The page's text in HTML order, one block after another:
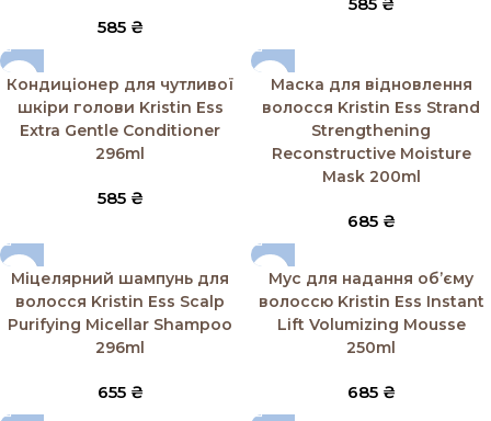
585 ₴
Кондиціонер для чутливої
шкіри голови Kristin Ess
Extra Gentle Conditioner
296ml
585 ₴
Маска для відновлення
волосся Kristin Ess Strand
Strengthening
Reconstructive Moisture
Mask 200ml
685 ₴
Міцелярний шампунь для
волосся Kristin Ess Scalp
Purifying Micellar Shampoo
296ml
655 ₴
Мус для надання об’єму
волоссю Kristin Ess Instant
Lift Volumizing Mousse
250ml
685 ₴